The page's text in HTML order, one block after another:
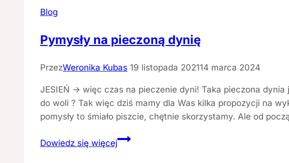
Blog
Pymysły na pieczoną dynię
PrzezWeronika Kubas 19 listopada 202114 marca 2024
JESIEŃ -> więc czas na pieczenie dyni! Taka pieczona
do woli ? Tak więc dziś mamy dla Was kilka propozycji na
pomysły to śmiało piszcie, chętnie skorzystamy. Ale od
Dowiedz się więcejPymysły